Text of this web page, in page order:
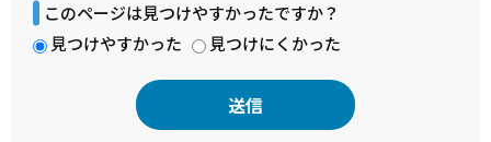
このページは見つけやすかったですか？
見つけやすかった
見つけにくかった